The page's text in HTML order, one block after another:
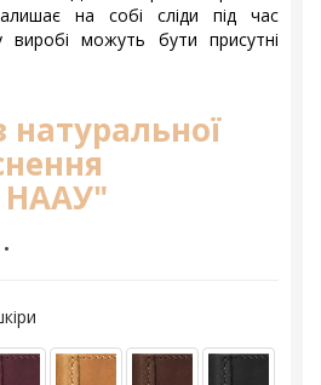
на собі сліди під час
виробі можуть бути присутні
натуральної
НААУ"